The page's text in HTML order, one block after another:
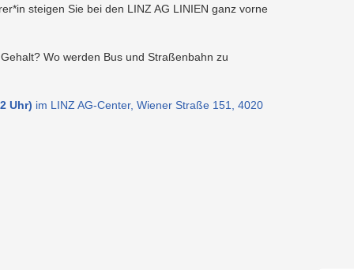
steigen Sie bei den LINZ AG LINIEN ganz vorne
Wo werden Bus und Straßenbahn zu
Uhr) im LINZ AG-Center, Wiener Straße 151, 4020